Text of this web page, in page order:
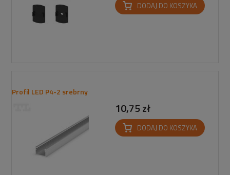
DODAJ DO KOSZYKA
Profil LED P4-2 srebrny
10,75 zł
DODAJ DO KOSZYKA